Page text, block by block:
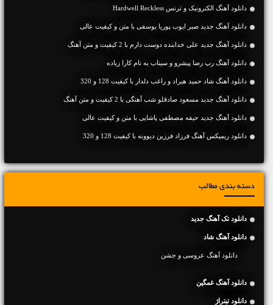
دانلود آهنگ الکترونیک و ترنس Hardwell Reckless
دانلود آهنگ جديد صبر ایوب پوریا یوسفی با متن و کیفیت عالی
دانلود آهنگ جديد علی خدابنده دوست دارم با 2 کیفیت و متن آهنگ
دانلود آهنگ رپ رضا پیشرو و سیناب به نام کارا زیاده
دانلود آهنگ شاد حمید هیراد و راغب دلدار با کیفیت 128 و 320
دانلود آهنگ جديد مسعود صادقلو شب آهنگی با 2 کیفیت و متن آهنگ
دانلود آهنگ جديد حیفه مصطفی پاشایی با متن و کیفیت عالی
دانلود ریمیکس آهنگ فرزاد فرزین دیوونه با کیفیت 128 و 320
دسته بندی مطالب
دانلود تک آهنگ جدید
دانلود آهنگ شاد
دانلود آهنگ عروسی و جشن
دانلود آهنگ غمگین
دانلود تیتراژ